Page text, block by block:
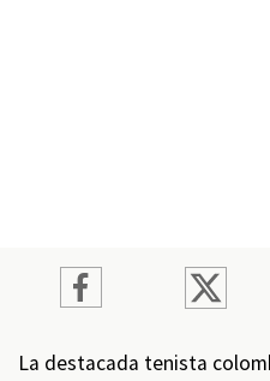
La destacada tenista